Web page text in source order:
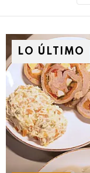
LO ÚLTIMO